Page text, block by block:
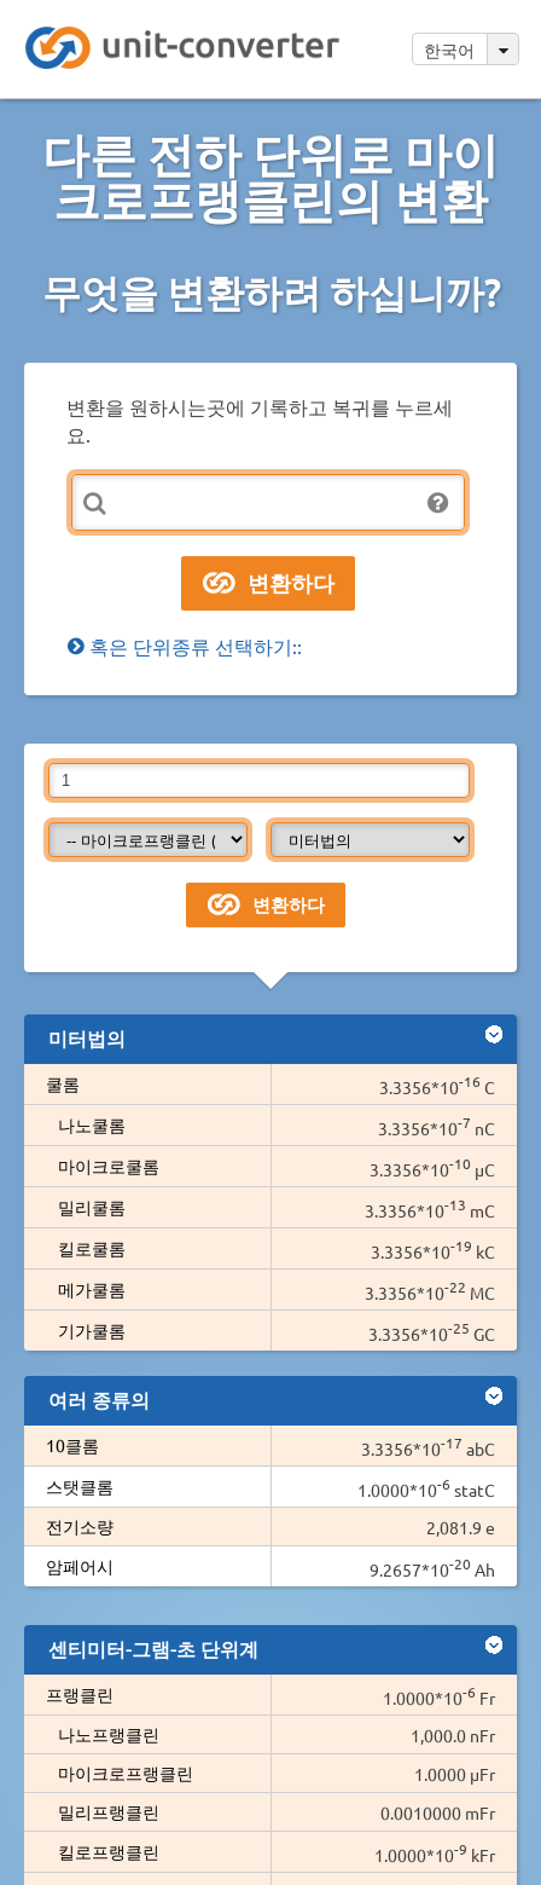
한국어
다른 전하 단위로 마이
크로프랭클린의 변환
무엇을 변환하려 하십니까?
변환을 원하시는곳에 기록하고 복귀를 누르세
요.
혹은 단위종류 선택하기::
미터법의
쿨롬 3.3356*10-16 C
나노쿨롬
3.3356*10-7 nC
마이크로쿨롬
3.3356*10-10 µC
밀리쿨롬
3.3356*10-13 mC
킬로쿨롬
3.3356*10-19 kC
메가쿨롬
3.3356*10-22 MC
기가쿨롬
3.3356*10-25 GC
여러 종류의
10클롬 3.3356*10-17 abC
스탯클롬
1.0000*10-6 statC
전기소량
2,081.9 e
암페어시
9.2657*10-20 Ah
센티미터-그램-초 단위계
프랭클린 1.0000*10-6 Fr
나노프랭클린
1,000.0 nFr
마이크로프랭클린
1.0000 µFr
밀리프랭클린
0.0010000 mFr
킬로프랭클린
1.0000*10-9 kFr